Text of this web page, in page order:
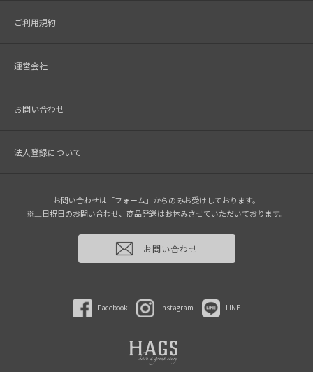
ご利用規約
運営会社
お問い合わせ
法人登録について
お問い合わせは「フォーム」からのみお受けしております。
※土日祝日のお問い合わせ、商品発送はお休みさせていただいております。
お問い合わせ
Facebook Instagram LINE